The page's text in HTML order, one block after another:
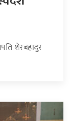
शेरबहादुर